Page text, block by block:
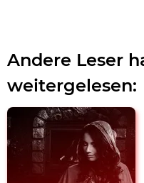
Andere Leser
weitergelesen: